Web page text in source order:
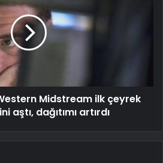
Midstream ilk çeyrek
aştı, dağıtımı artırdı